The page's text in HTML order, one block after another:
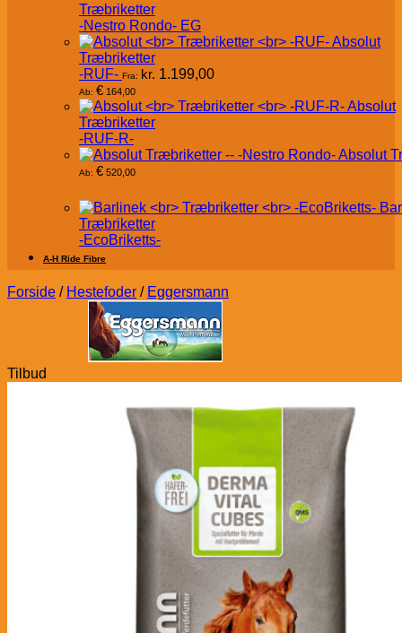
Træbriketter
-Nestro Rondo- EG
Absolut
Træbriketter
-RUF- Fra: kr. 1.199,00
Ab: € 164,00
Absolut
Træbriketter
-RUF-R-
Absolut
Ab: € 520,00
Træbriketter
-EcoBriketts-
A-H Ride Fibre
Forside / Hestefoder / Eggersmann
Tilbud